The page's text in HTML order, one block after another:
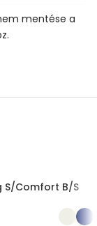
mentése a
S/Comfort B/S